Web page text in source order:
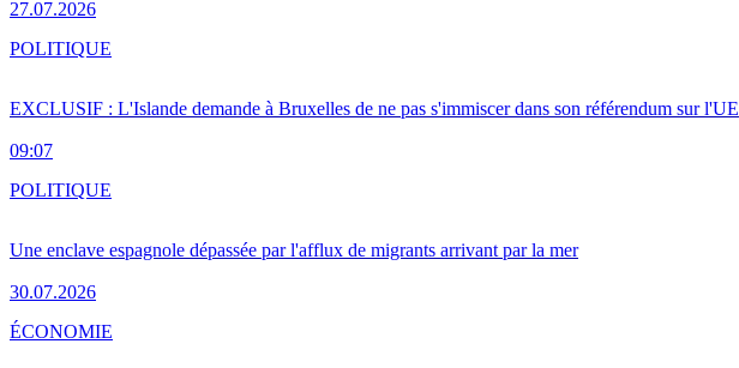
27.07.2026
EXCLUSIF : L'Islande demande à Bruxelles de ne pas s'immiscer dans son référendum sur l'UE
09:07
POLITIQUE
Une enclave espagnole dépassée par l'afflux de migrants arrivant par la mer
30.07.2026
POLITIQUE
ÉCONOMIE